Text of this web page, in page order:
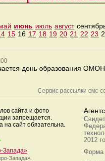
июнь июль август
15 16 17 18 19 20 21 22 23
день образования
Сервис рассылки смс-
сайта и фото
запрещается.
на сайт обязательна.
Запада»
Запада».
2012
Форма